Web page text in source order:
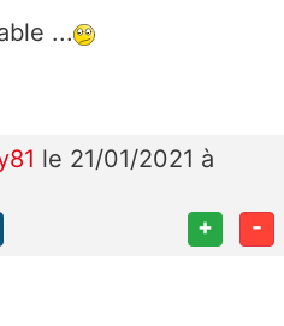
...
le 21/01/2021 à
+ -